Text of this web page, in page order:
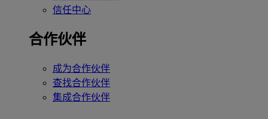
信任中心
合作伙伴
成为合作伙伴
查找合作伙伴
集成合作伙伴